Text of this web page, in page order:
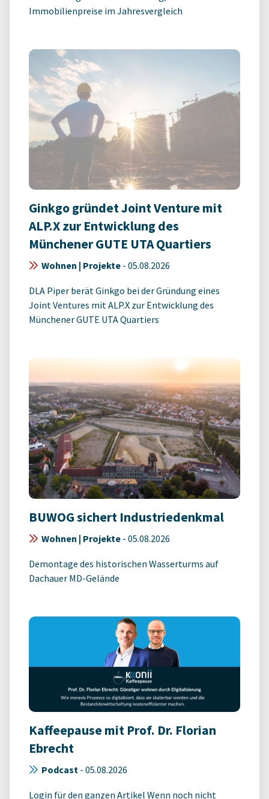
Immobilienpreise im Jahresvergleich
Ginkgo gründet Joint Venture mit
ALP.X zur Entwicklung des
Münchener GUTE UTA Quartiers
Wohnen | Projekte - 05.08.2026
DLA Piper berät Ginkgo bei der Gründung eines
Joint Ventures mit ALP.X zur Entwicklung des
Münchener GUTE UTA Quartiers
BUWOG sichert Industriedenkmal
Wohnen | Projekte - 05.08.2026
Demontage des historischen Wasserturms auf
Dachauer MD-Gelände
Kaffeepause mit Prof. Dr. Florian
Ebrecht
Podcast - 05.08.2026
Login für den ganzen Artikel Wenn noch nicht